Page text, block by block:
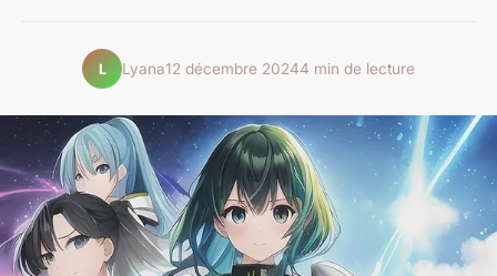
L Lyana12 décembre 20244 min de lecture